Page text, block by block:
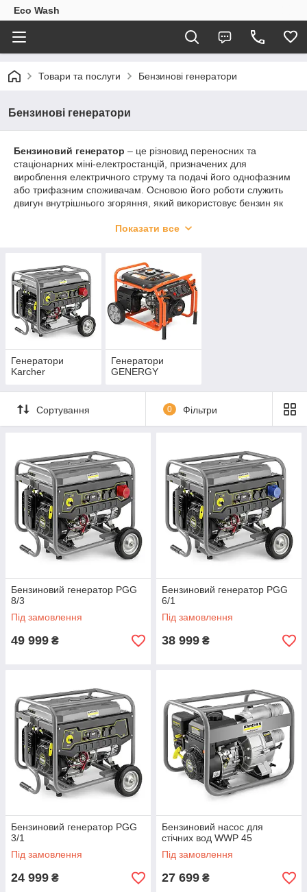
Eco Wash
Товари та послуги Бензинові генератори
Бензинові генератори
Бензиновий генератор – це різновид переносних та
стаціонарних міні-електростанцій, призначених для
вироблення електричного струму та подачі його однофазним
або трифазним споживачам. Основою його роботи служить
двигун внутрішнього згоряння, який використовує бензин як
врахувати ваші потреби в потужності та функціоналі, щоб він
Показати все
Генератори
Karcher
Генератори
GENERGY
Сортування 0 Фільтри
Бензиновий генератор PGG
8/3
Під замовлення
49 999 ₴
Бензиновий генератор PGG
6/1
Під замовлення
38 999 ₴
Бензиновий генератор PGG
3/1
Під замовлення
24 999 ₴
Бензиновий насос для
стічних вод WWP 45
Під замовлення
27 699 ₴